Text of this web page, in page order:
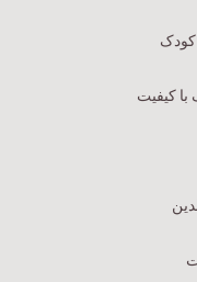
کودک
کیفیت